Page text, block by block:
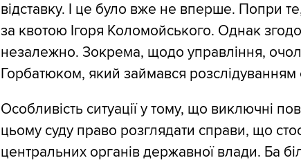
відставку. І це було вже не вперше. Попри
за квотою Ігоря Коломойського. Однак
незалежно. Зокрема, щодо управління,
Горбатюком, який займався
Особливість ситуації у тому, що виключні
цьому суду право розглядати справи, що
центральних органів державної влади. Ба